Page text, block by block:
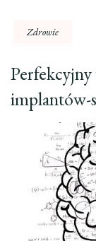
Zdrowie
implantów-